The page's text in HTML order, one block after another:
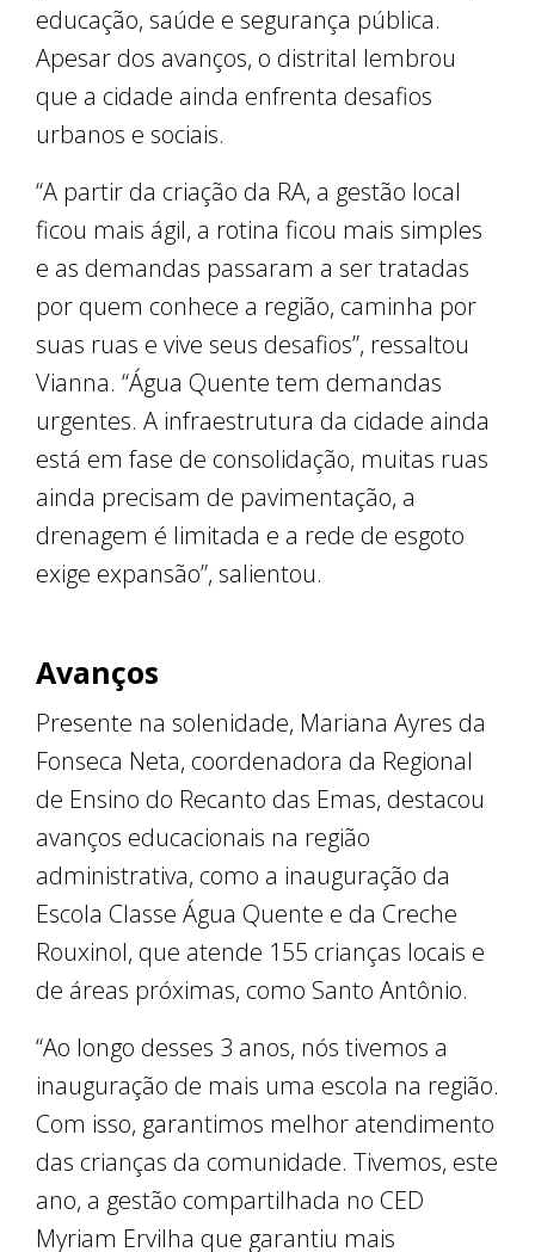
educação, saúde e segurança pública.
Apesar dos avanços, o distrital lembrou
que a cidade ainda enfrenta desafios
urbanos e sociais.
“A partir da criação da RA, a gestão local
ficou mais ágil, a rotina ficou mais simples
e as demandas passaram a ser tratadas
por quem conhece a região, caminha por
suas ruas e vive seus desafios”, ressaltou
Vianna. “Água Quente tem demandas
urgentes. A infraestrutura da cidade ainda
está em fase de consolidação, muitas ruas
ainda precisam de pavimentação, a
drenagem é limitada e a rede de esgoto
exige expansão”, salientou.
Avanços
Presente na solenidade, Mariana Ayres da
Fonseca Neta, coordenadora da Regional
de Ensino do Recanto das Emas, destacou
avanços educacionais na região
administrativa, como a inauguração da
Escola Classe Água Quente e da Creche
Rouxinol, que atende 155 crianças locais e
de áreas próximas, como Santo Antônio.
“Ao longo desses 3 anos, nós tivemos a
inauguração de mais uma escola na região.
Com isso, garantimos melhor atendimento
das crianças da comunidade. Tivemos, este
ano, a gestão compartilhada no CED
Myriam Ervilha que garantiu mais